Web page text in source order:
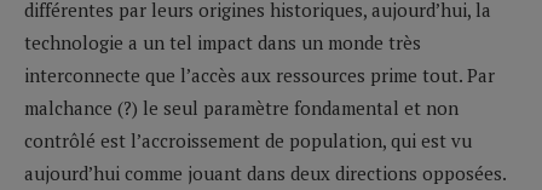
différentes par leurs origines historiques, aujourd’hui, la
technologie a un tel impact dans un monde très
interconnecte que l’accès aux ressources prime tout. Par
malchance (?) le seul paramètre fondamental et non
contrôlé est l’accroissement de population, qui est vu
aujourd’hui comme jouant dans deux directions opposées.